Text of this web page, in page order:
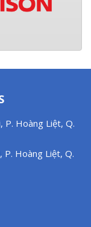
P. Hoàng Liệt, Q.
P. Hoàng Liệt, Q.